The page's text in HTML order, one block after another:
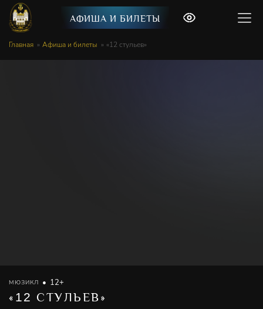
АФИША И БИЛЕТЫ
Главная Афиша и билеты «12 стульев»
МЮЗИКЛ 12+
« 12 СТУЛЬЕВ»